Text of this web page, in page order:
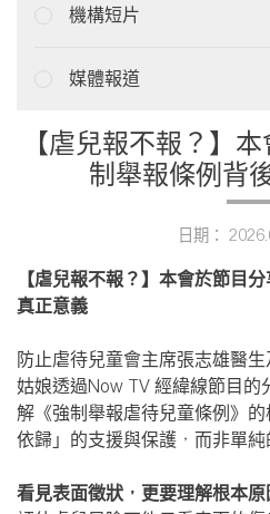
機構短片
媒體報道
【虐兒報不報？】
制舉報條例背
日期：
【虐兒報不報？】本會於節目
真正意義
防止虐待兒童會主席張志雄醫
姑娘透過Now TV 經緯線節目的
解《強制舉報虐待兒童條例》
依歸」的支援與保護，而非單純
看見表面徵狀，更要理解根本原